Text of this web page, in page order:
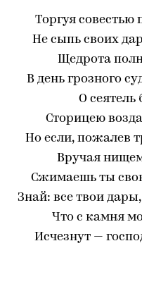
Торгуя
Не сыпь своих
Щедрота
В день грозного
О сеятель
Сторицею
Но если, пожалев
Вручая
Сжимаешь ты
Знай: все твои
Что с камня
Исчезнут —